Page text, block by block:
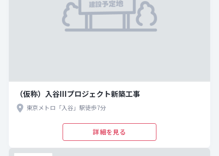
（仮称）入谷IIIプロジェクト新築工事
東京メトロ「入谷」駅徒歩7分
詳細を見る